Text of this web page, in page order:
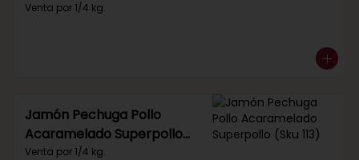
Venta por 1/4 kg.
Jamón Pechuga Pollo
Acaramelado Superpollo
(Sku 113)
Venta por 1/4 kg.